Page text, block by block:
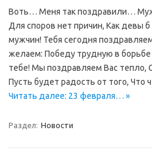
Воть… Меня так поздравили…
Для споров нет причин, Как девы
мужчин! Тебя сегодня
желаем: Победу трудную в
тебе! Мы поздравляем Вас тепло,
Пусть будет радость от того, Что
Читать далее: 23 февраля… »
Раздел: Новости